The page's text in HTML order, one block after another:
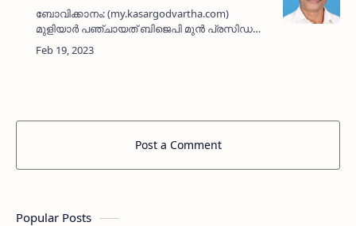
ബോവിക്കാനം: (my.kasargodvartha.com)
മുളിയാര്‍ പഞ്ചായത് ബിജെപി മുന്‍ പ്രസിഡണ്ട്
രാജന്‍ ബേപ്പ് (63) നിര്യാതനായി. പരേതരായ
തുളുച്ചേരി കുമാരന്‍ നായര്‍ - ദേവകി
Post a Comment
Popular Posts